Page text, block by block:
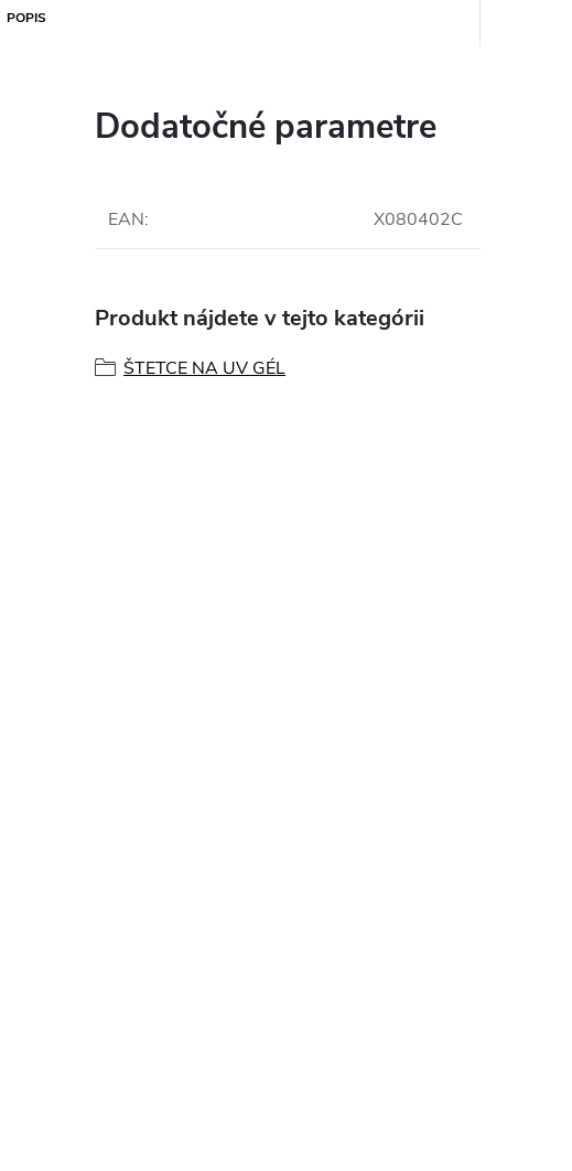
POPIS
Dodatočné parametre
EAN: X080402C
Produkt nájdete v tejto kategórii
ŠTETCE NA UV GÉL